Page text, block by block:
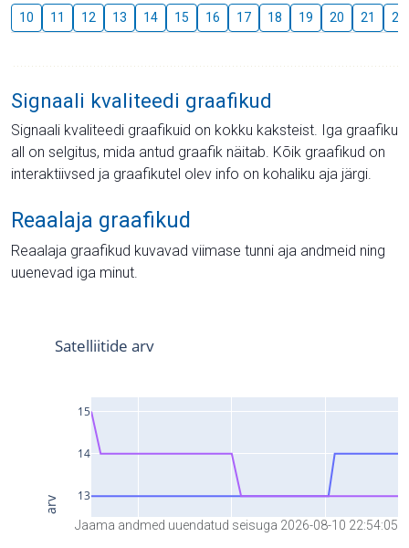
10 11 12 13 14 15 16 17 18 19 20 21 22
Signaali kvaliteedi graafikud
Signaali kvaliteedi graafikuid on kokku kaksteist. Iga graafiku
all on selgitus, mida antud graafik näitab. Kõik graafikud on
interaktiivsed ja graafikutel olev info on kohaliku aja järgi.
Reaalaja graafikud
Reaalaja graafikud kuvavad viimase tunni aja andmeid ning
uuenevad iga minut.
Jaama andmed uuendatud seisuga 2026-08-10 22:54:05